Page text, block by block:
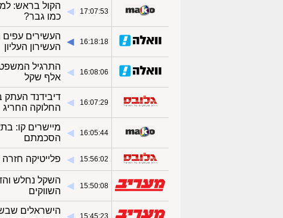
17:07:53
◀︎
הקול בראש:
כמו גבר?
16:18:18
◀︎
העשירים עפים
העשירון העליון
16:08:06
◀︎
אלף שקל
16:07:29
◀︎
דיבידנד העתק
החלוקה החריג
16:05:44
◀︎
מיישרים קו:
הסכמתם
15:56:02
◀︎ פלייטיקה
15:50:08
◀︎
השקל נחלש
השווקים
15:45:23
◀︎
הישראלים